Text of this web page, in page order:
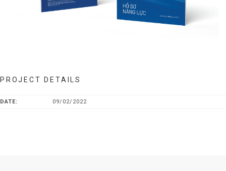
PROJECT DETAILS
DATE: 09/02/2022